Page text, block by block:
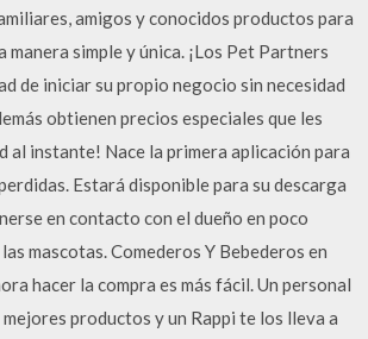
amigos y conocidos productos para
manera simple y única. ¡Los Pet Partners
de iniciar su propio negocio sin necesidad
obtienen precios especiales que les
al instante! Nace la primera aplicación para
Estará disponible para su descarga
en contacto con el dueño en poco
mascotas. Comederos Y Bebederos en
hacer la compra es más fácil. Un personal
productos y un Rappi te los lleva a